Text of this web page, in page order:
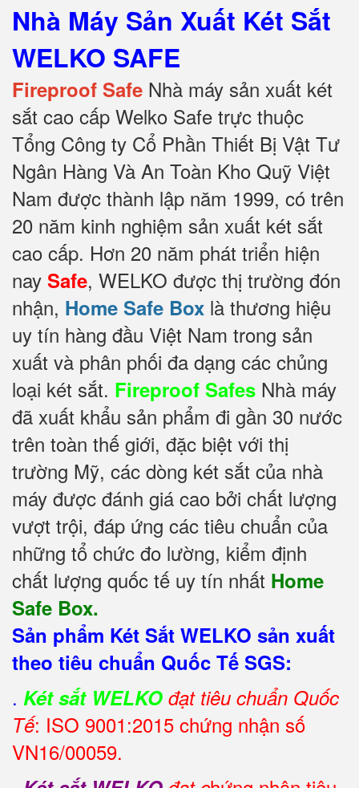
Nhà Máy Sản Xuất Két Sắt
WELKO SAFE
Fireproof Safe Nhà máy sản xuất két
sắt cao cấp Welko Safe trực thuộc
Tổng Công ty Cổ Phần Thiết Bị Vật Tư
Ngân Hàng Và An Toàn Kho Quỹ Việt
Nam được thành lập năm 1999, có trên
20 năm kinh nghiệm sản xuất két sắt
cao cấp. Hơn 20 năm phát triển hiện
nay Safe, WELKO được thị trường đón
nhận, Home Safe Box là thương hiệu
uy tín hàng đầu Việt Nam trong sản
xuất và phân phối đa dạng các chủng
loại két sắt. Fireproof Safes Nhà máy
đã xuất khẩu sản phẩm đi gần 30 nước
trên toàn thế giới, đặc biệt với thị
trường Mỹ, các dòng két sắt của nhà
máy được đánh giá cao bởi chất lượng
vượt trội, đáp ứng các tiêu chuẩn của
những tổ chức đo lường, kiểm định
chất lượng quốc tế uy tín nhất Home
Safe Box.
Sản phẩm Két Sắt WELKO sản xuất
theo tiêu chuẩn Quốc Tế SGS:
. Két sắt WELKO đạt tiêu chuẩn Quốc
Tế: ISO 9001:2015 chứng nhận số
VN16/00059.